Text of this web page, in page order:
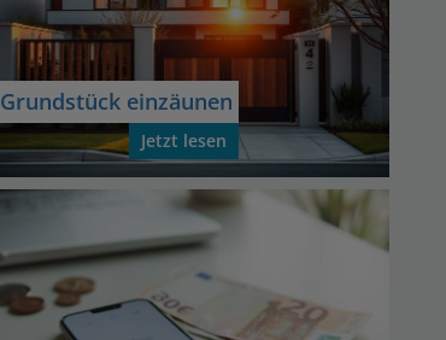
Grundstück einzäunen
Jetzt lesen